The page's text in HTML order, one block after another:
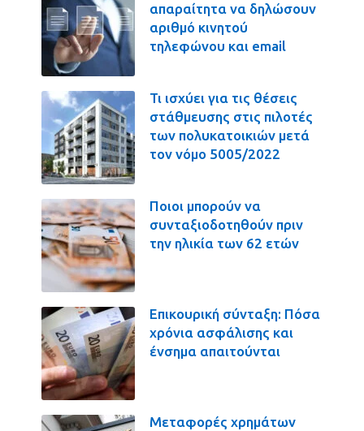
απαραίτητα να δηλώσουν
αριθμό κινητού
τηλεφώνου και email
Τι ισχύει για τις θέσεις
στάθμευσης στις πιλοτές
των πολυκατοικιών μετά
τον νόμο 5005/2022
Ποιοι μπορούν να
συνταξιοδοτηθούν πριν
την ηλικία των 62 ετών
Επικουρική σύνταξη: Πόσα
χρόνια ασφάλισης και
ένσημα απαιτούνται
Μεταφορές χρημάτων